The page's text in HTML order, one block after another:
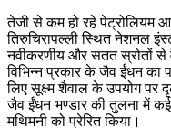
तेजी से कम हो रहे पेट्रोलियम
तिरुचिरापल्ली स्थित नेशनल
नवीकरणीय और सतत स्रोतों
विभिन्न प्रकार के जैव ईंधन का
लिए सूक्ष्म शैवाल के उपयोग पर
जैव ईंधन भण्डार की तुलना में
मथिमनी को प्रेरित किया।